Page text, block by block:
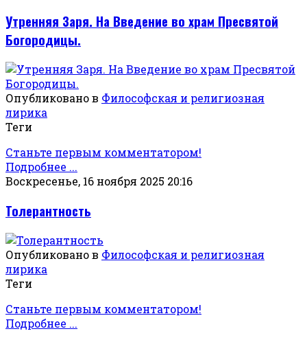
Утренняя Заря. На Введение во храм Пресвятой
Богородицы.
Опубликовано в Философская и религиозная
лирика
Теги
Станьте первым комментатором!
Подробнее ...
Воскресенье, 16 ноября 2025 20:16
Толерантность
Опубликовано в Философская и религиозная
лирика
Теги
Станьте первым комментатором!
Подробнее ...